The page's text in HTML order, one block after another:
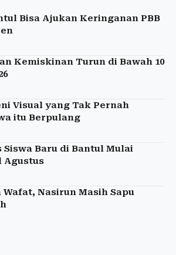
Bisa Ajukan Keringanan PBB
Kemiskinan Turun di Bawah 10
Visual yang Tak Pernah
itu Berpulang
Siswa Baru di Bantul Mulai
Agustus
Wafat, Nasirun Masih Sapu